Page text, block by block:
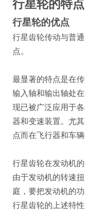
行星轮的优点
行星齿轮传动与普
点。
最显著的特点是在
输入轴和输出轴处
现已被广泛应用于
器和变速装置。尤
点而在飞行器和车
行星齿轮在发动机
由于发动机的转速
庭，要把发动机的
行星齿轮的上述特性